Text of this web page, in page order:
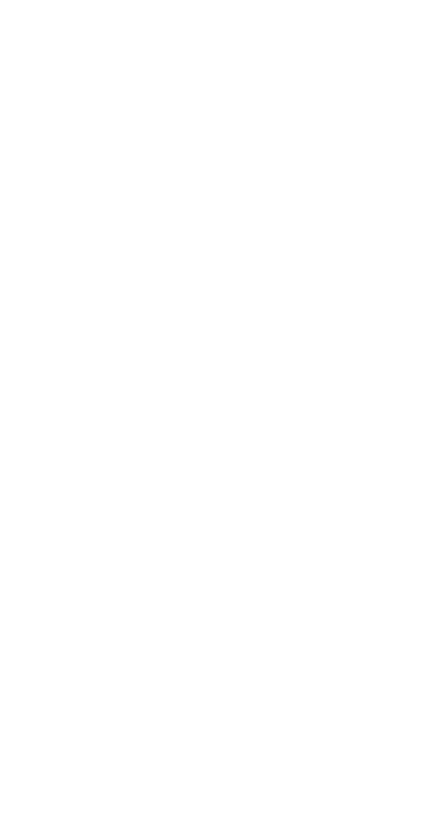
is befolyásolhatják a kialakulását
mindennapi tényezők is